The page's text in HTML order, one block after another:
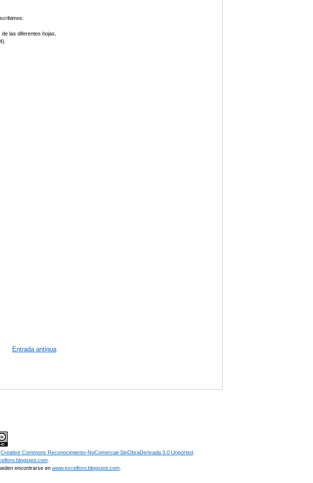
las diferentes hojas,
Entrada antigua
Creative Commons Reconocimiento-NoComercial-SinObraDerivada 3.0 Unported
encontrarse en www.excelforo.blogspot.com